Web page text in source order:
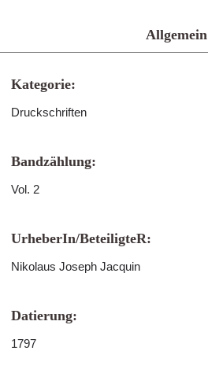
Allgemein
Kategorie:
Druckschriften
Bandzählung:
Vol. 2
UrheberIn/BeteiligteR:
Nikolaus Joseph Jacquin
Datierung:
1797